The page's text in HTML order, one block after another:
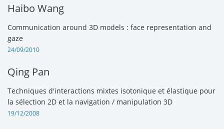
Haibo Wang
Communication around 3D models : face representation and
gaze
24/09/2010
Qing Pan
Techniques d'interactions mixtes isotonique et élastique pour
la sélection 2D et la navigation / manipulation 3D
19/12/2008